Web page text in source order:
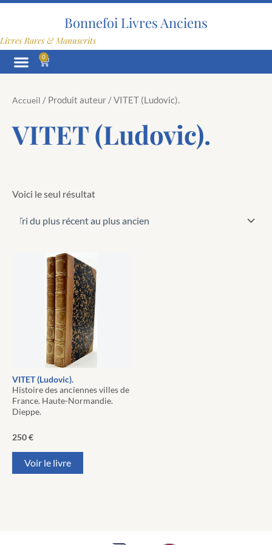
Aller
Bonnefoi Livres Anciens
Livres Rares & Manuscrits
0
Panier
Accueil / Produit auteur / VITET (Ludovic).
VITET (Ludovic).
Voici le seul résultat
VITET (Ludovic).
Histoire des anciennes villes de
France. Haute-Normandie.
Dieppe.
250€
Voir le livre